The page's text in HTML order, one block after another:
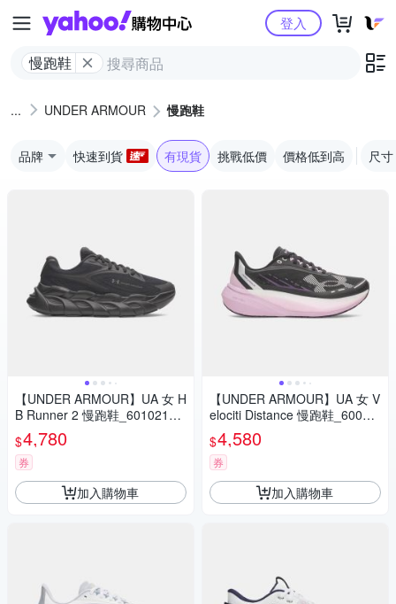
Yahoo購物中心
慢跑鞋
登入
UNDER ARMOUR 慢跑鞋
品牌 快速到貨 有現貨 挑戰低價 價格低到高 尺寸
【UNDER ARMOUR】UA 女 H
B Runner 2 慢跑鞋_6010213-
001
$4,780
券
加入購物車
【UNDER ARMOUR】UA 女 V
elociti Distance 慢跑鞋_60060
31-002
$4,580
券
加入購物車